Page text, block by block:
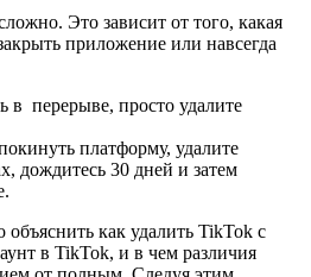
Это зависит от того, какая
приложение или навсегда
в перерыве, просто удалите
платформу, удалите
дождитесь 30 дней и затем
как удалить TikTok с
в TikTok, и в чем различия